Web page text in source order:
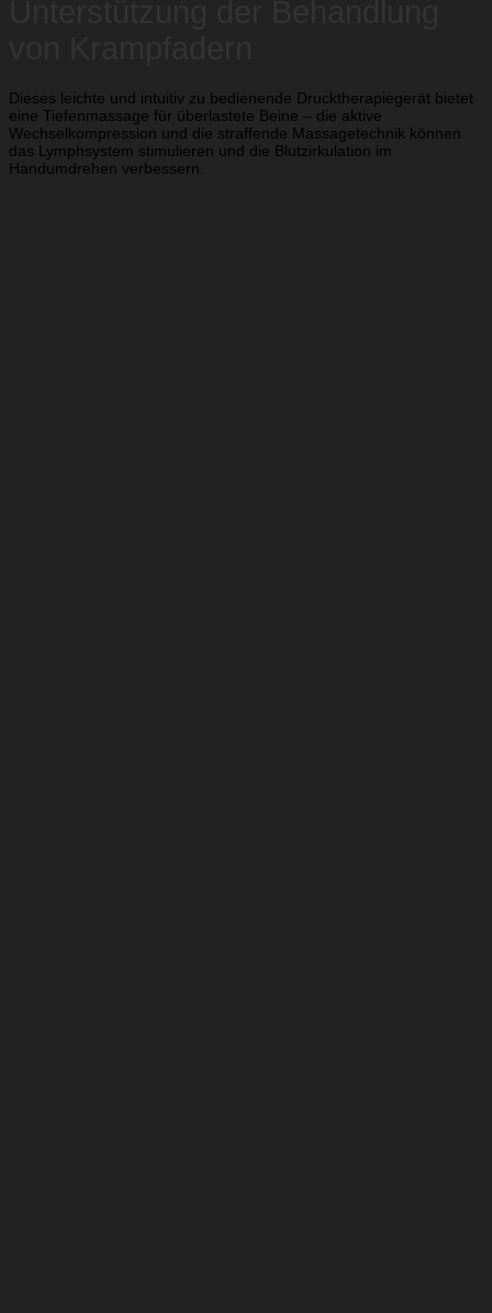
Dieses leichte und intuitiv zu bedienende Drucktherapiegerät bietet
eine Tiefenmassage für überlastete Beine – die aktive
Wechselkompression und die straffende Massagetechnik können
das Lymphsystem stimulieren und die Blutzirkulation im
Handumdrehen verbessern.